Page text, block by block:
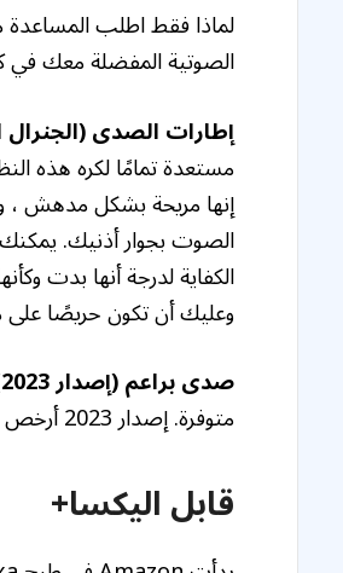
الصوتية المفضلة معك في
إطارات الصدى (الجنرال
مستعدة تمامًا لكره هذه
إنها مريحة بشكل مدهش ،
الصوت بجوار أذنيك. يمكنك
الكفاية لدرجة أنها بدت
وعليك أن تكون حريصًا على
صدى براعم (إصدار 2023) مقابل 50 دولارًا:
متوفرة. إصدار 2023 أرخص وأقصى إلى حد كبير ، وليس لديه حزب المؤتمر الوطني الأفريقي.
قابل اليكسا+